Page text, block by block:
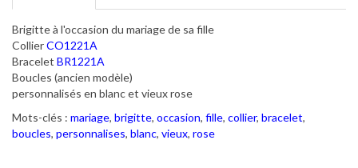
Brigitte à l'occasion du mariage de sa fille
CollierCO1221A
Bracelet BR1221A
Boucles (ancien modèle)
personnalisés en blanc et vieux rose
Mots-clés : mariage, brigitte, occasion, fille, collier, bracelet,
boucles, personnalises, blanc, vieux, rose